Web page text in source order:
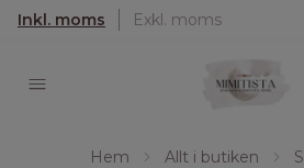
Inkl. moms Exkl. moms
Hem Allt i butiken